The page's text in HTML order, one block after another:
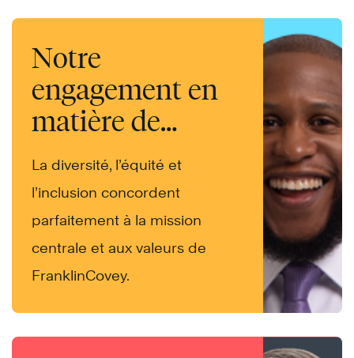
Notre
engagement en
matière de
diversité
La diversité, l’équité et
l’inclusion concordent
parfaitement à la mission
centrale et aux valeurs de
FranklinCovey.